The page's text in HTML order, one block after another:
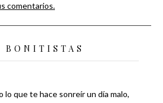
comentarios.
BONITISTAS
lo que te hace sonreír un día malo,